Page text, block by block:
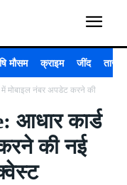
मौसम क्राइम जींद ताजा
मोबाइल नंबर अपडेट करने की
कार्ड
की नई